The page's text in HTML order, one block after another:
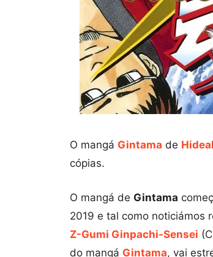
O mangá Gintama de
cópias.
O mangá de Gintama
2019 e tal como noticiámos
Z-Gumi Ginpachi-Sensei
do mangá Gintama, vai